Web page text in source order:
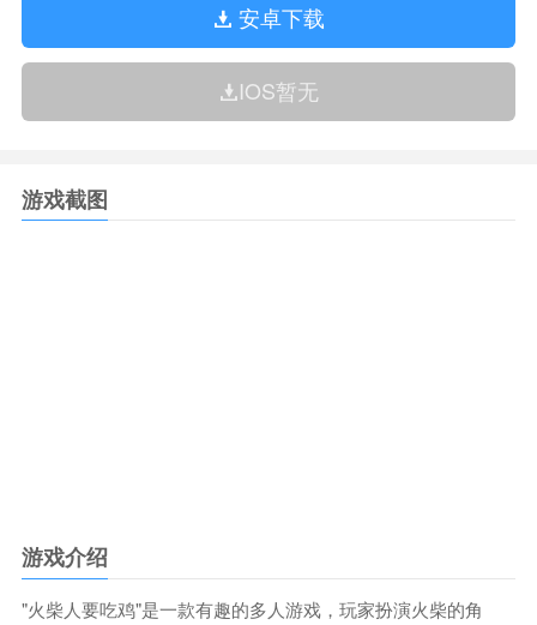
安卓下载
IOS暂无
游戏截图
游戏介绍
"火柴人要吃鸡"是一款有趣的多人游戏，玩家扮演火柴的角